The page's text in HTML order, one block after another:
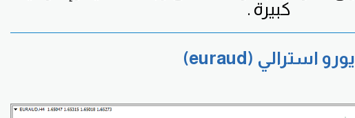
كبيرة .
يورو استرالي (euraud)